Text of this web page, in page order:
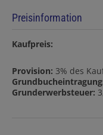
Preisinformation
Kaufpreis:
Provision: 3% des
Grunderwerbsteuer: